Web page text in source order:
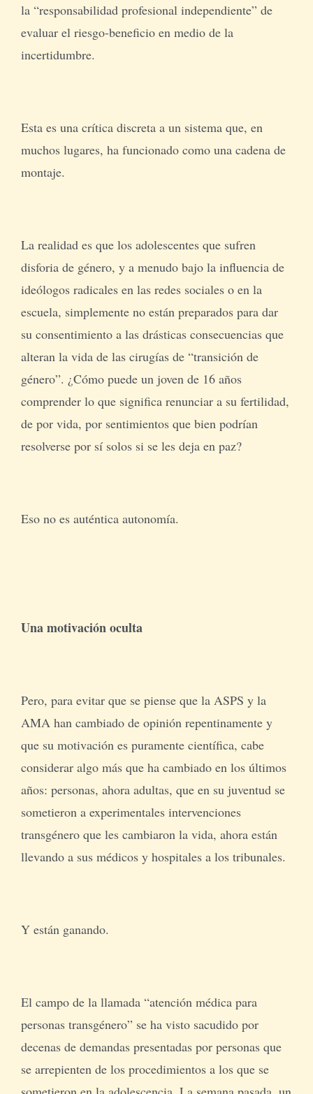
la “responsabilidad profesional independiente” de
evaluar el riesgo-beneficio en medio de la
incertidumbre.
Esta es una crítica discreta a un sistema que, en
muchos lugares, ha funcionado como una cadena de
montaje.
La realidad es que los adolescentes que sufren
disforia de género, y a menudo bajo la influencia de
ideólogos radicales en las redes sociales o en la
escuela, simplemente no están preparados para dar
su consentimiento a las drásticas consecuencias que
alteran la vida de las cirugías de “transición de
género”. ¿Cómo puede un joven de 16 años
comprender lo que significa renunciar a su fertilidad,
de por vida, por sentimientos que bien podrían
resolverse por sí solos si se les deja en paz?
Eso no es auténtica autonomía.
Una motivación oculta
Pero, para evitar que se piense que la ASPS y la
AMA han cambiado de opinión repentinamente y
que su motivación es puramente científica, cabe
considerar algo más que ha cambiado en los últimos
años: personas, ahora adultas, que en su juventud se
sometieron a experimentales intervenciones
transgénero que les cambiaron la vida, ahora están
llevando a sus médicos y hospitales a los tribunales.
Y están ganando.
El campo de la llamada “atención médica para
personas transgénero” se ha visto sacudido por
decenas de demandas presentadas por personas que
se arrepienten de los procedimientos a los que se